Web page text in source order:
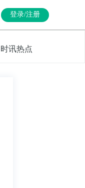
登录/注册
时讯热点